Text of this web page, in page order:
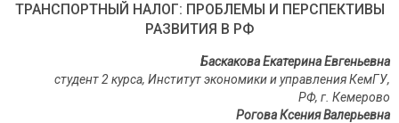
ТРАНСПОРТНЫЙ НАЛОГ: ПРОБЛЕМЫ И ПЕРСПЕКТИВЫ
РАЗВИТИЯ В РФ
Баскакова Екатерина Евгеньевна
студент 2 курса, Институт экономики и управления КемГУ,
РФ, г. Кемерово
Рогова Ксения Валерьевна